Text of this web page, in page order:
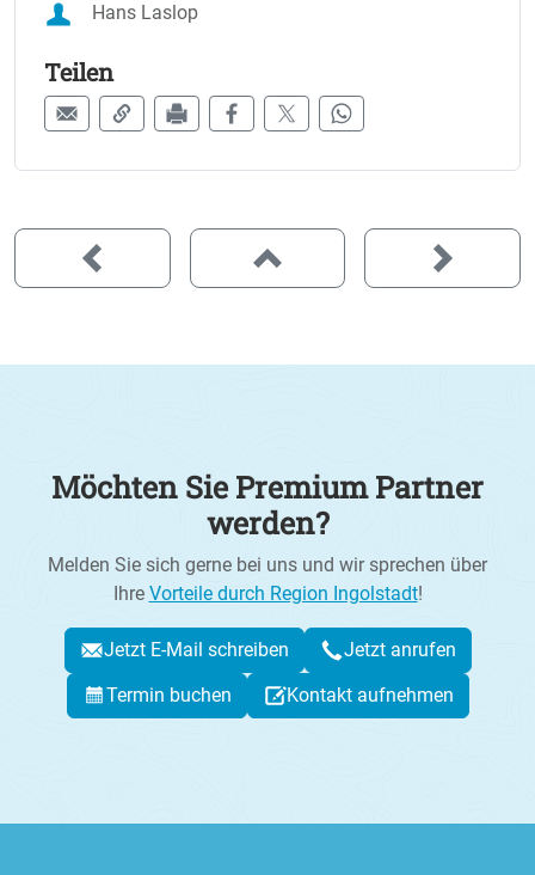
Hans Laslop
Teilen
Möchten Sie Premium Partner
werden?
Melden Sie sich gerne bei uns und wir sprechen über
Ihre Vorteile durch Region Ingolstadt!
Jetzt E-Mail schreiben
Jetzt anrufen
Termin buchen
Kontakt aufnehmen